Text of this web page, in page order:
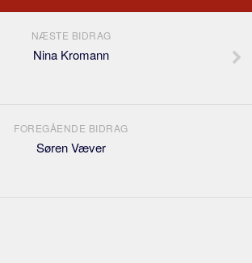
NÆSTE BIDRAG
Nina Kromann
FOREGÅENDE BIDRAG
Søren Væver